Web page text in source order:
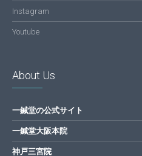
Instagram
Youtube
About Us
一鍼堂の公式サイト
一鍼堂大阪本院
神戸三宮院